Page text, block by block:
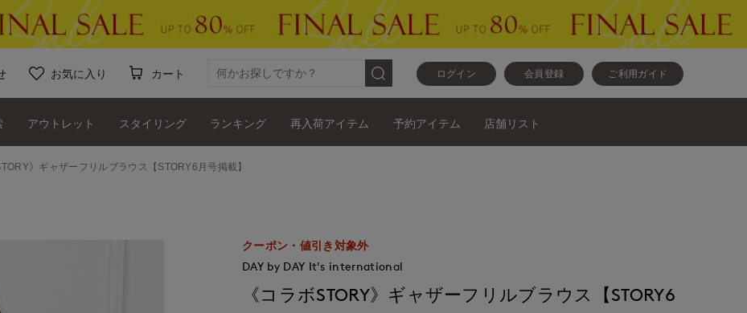
ログイン 会員登録 ご利用ガイド
お気に入り カート
アウトレット スタイリング ランキング 再入荷アイテム 予約アイテム 店舗リスト
》ギャザーフリルブラウス【STORY6月号掲載】
クーポン・値引き対象外
DAY by DAY It's international
《コラボSTORY》ギャザーフリルブラウス【STORY6